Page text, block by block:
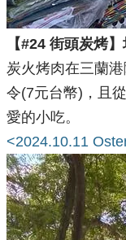
【#24 街頭炭烤
炭火烤肉在三蘭
令(7元台幣)，且
愛的小吃。
<2024.10.11